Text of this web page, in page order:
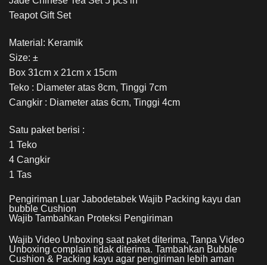
Teapot Gift Set
Material: Keramik
Size: ±
Box 31cm x 21cm x 15cm
Teko : Diameter atas 8cm, Tinggi 7cm
Cangkir : Diameter atas 6cm, Tinggi 4cm
Satu paket berisi :
1 Teko
4 Cangkir
1 Tas
Pengiriman Luar Jabodetabek Wajib Packing kayu dan
bubble Cushion
Wajib Tambahkan Proteksi Pengiriman
Wajib Video Unboxing saat paket diterima, Tanpa Video
Unboxing complain tidak diterima. Tambahkan Bubble
Cushion & Packing kayu agar pengiriman lebih aman